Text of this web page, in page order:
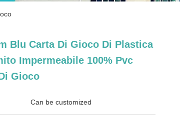
Blu Carta Di Gioco Di Plastica
Impermeabile 100% Pvc
Gioco
Can be customized